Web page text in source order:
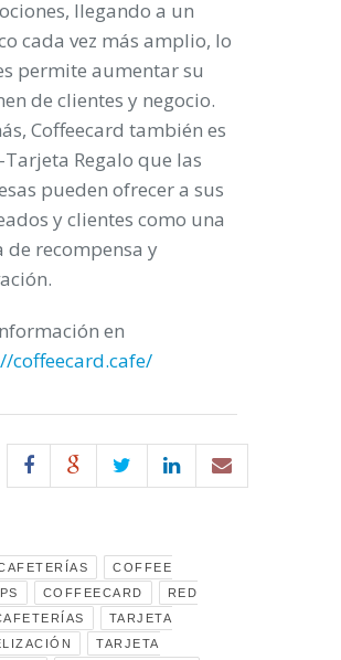
llegando a un
cada vez más amplio, lo
permite aumentar su
de clientes y negocio.
Coffeecard también es
Tarjeta Regalo que las
pueden ofrecer a sus
y clientes como una
de recompensa y
en
coffeecard.cafe/
COFFEE
COFFEECARD
RED
TARJETA
TARJETA